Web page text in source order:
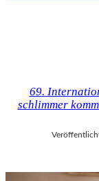
69.
schlimmer